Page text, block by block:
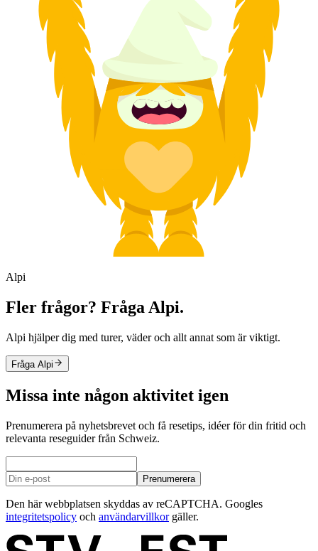
Alpi
Fler frågor? Fråga Alpi.
Alpi hjälper dig med turer, väder och allt annat som är viktigt.
Fråga Alpi
Missa inte någon aktivitet igen
Prenumerera på nyhetsbrevet och få resetips, idéer för din fritid och
relevanta reseguider från Schweiz.
Prenumerera
Den här webbplatsen skyddas av reCAPTCHA. Googles
integritetspolicy och användarvillkorgäller.